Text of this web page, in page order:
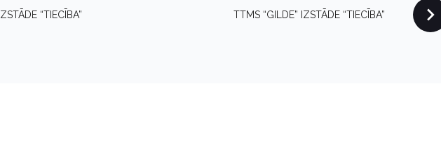
“TIECĪBA” TTMS “GILDE” IZSTĀDE “TIECĪBA”